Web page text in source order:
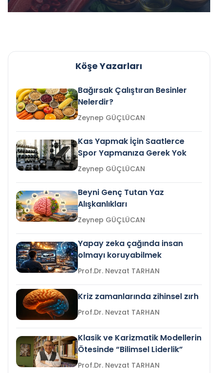
Köşe Yazarları
Bağırsak Çalıştıran Besinler
Nelerdir?
Zeynep GÜÇLÜCAN
Kas Yapmak İçin Saatlerce
Spor Yapmanıza Gerek Yok
Zeynep GÜÇLÜCAN
Beyni Genç Tutan Yaz
Alışkanlıkları
Zeynep GÜÇLÜCAN
Yapay zeka çağında insan
olmayı koruyabilmek
Prof.Dr. Nevzat TARHAN
Kriz zamanlarında zihinsel zırh
Prof.Dr. Nevzat TARHAN
Klasik ve Karizmatik Modellerin
Ötesinde “Bilimsel Liderlik”
Prof.Dr. Nevzat TARHAN